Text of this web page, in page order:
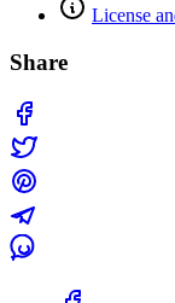
License
Share